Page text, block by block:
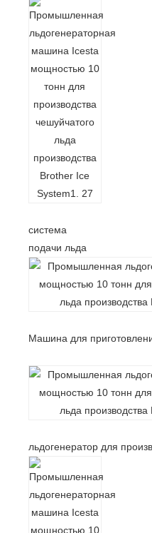
система
подачи льда
Машина для
льдогенератор для